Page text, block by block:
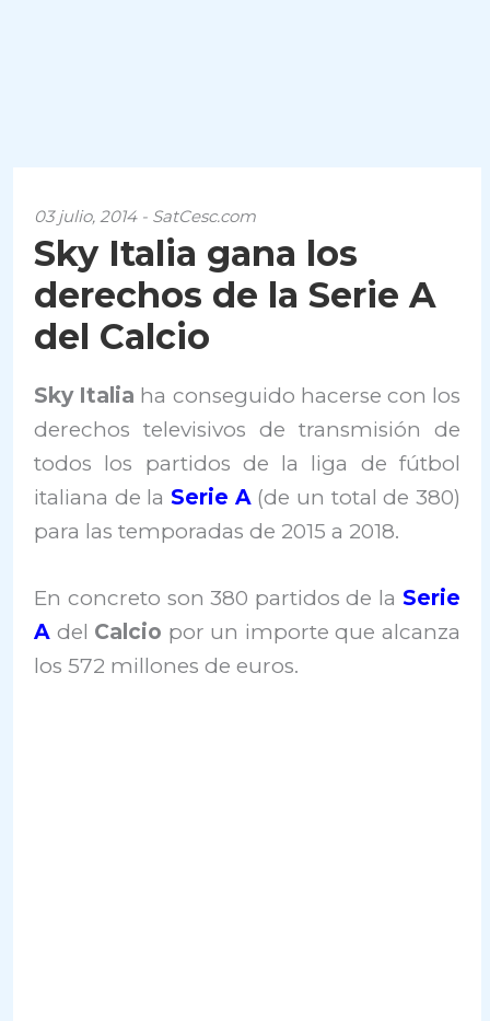
03 julio, 2014 - SatCesc.com
Sky Italia gana los
derechos de la Serie A
del Calcio
Sky Italia ha conseguido hacerse con los
derechos televisivos de transmisión de
todos los partidos de la liga de fútbol
italiana de la Serie A(de un total de 380)
para las temporadas de 2015 a 2018.
En concreto son 380 partidos de la Serie
A del Calcio por un importe que alcanza
los 572 millones de euros.